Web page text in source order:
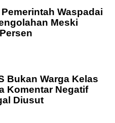
Waspadai
Meski
Bukan Warga Kelas
Komentar Negatif
Diusut